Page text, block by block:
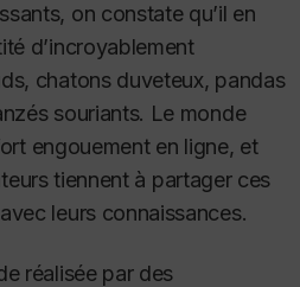
on constate qu’il en
d’incroyablement
chatons duveteux, pandas
souriants. Le monde
engouement en ligne, et
tiennent à partager ces
leurs connaissances.
réalisée par des